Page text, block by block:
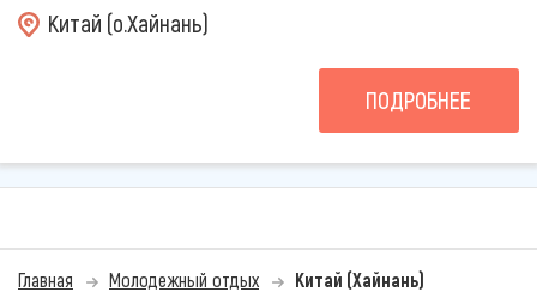
Китай (о.Хайнань)
ПОДРОБНЕЕ
Главная Молодежный отдых Китай (Хайнань)